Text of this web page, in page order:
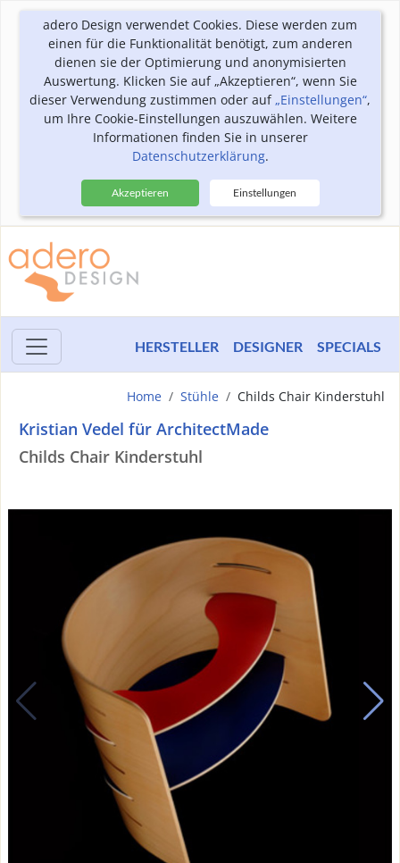
adero Design verwendet Cookies. Diese werden zum
einen für die Funktionalität benötigt, zum anderen
dienen sie der Optimierung und anonymisierten
Auswertung. Klicken Sie auf „Akzeptieren“, wenn Sie
dieser Verwendung zustimmen oder auf„Einstellungen“,
um Ihre Cookie-Einstellungen auszuwählen. Weitere
Informationen finden Sie in unserer
Datenschutzerklärung.
Akzeptieren Einstellungen
HERSTELLER DESIGNER SPECIALS
Home Stühle Childs Chair Kinderstuhl
Kristian Vedel für ArchitectMade
Childs Chair Kinderstuhl